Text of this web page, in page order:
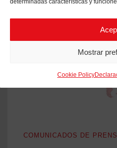
Mostrar
Cookie Policy
COMUNICADOS DE